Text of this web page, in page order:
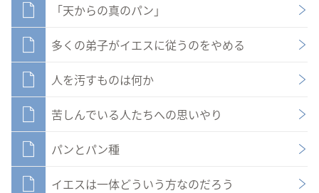
「天からの真のパン」
多くの弟子がイエスに従うのをやめる
人を汚すものは何か
苦しんでいる人たちへの思いやり
パンとパン種
イエスは一体どういう方なのだろう